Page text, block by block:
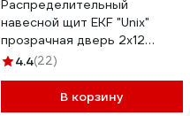
Распределительный
навесной щит EKF "Unix"
прозрачная дверь 2х12
модулей IP41 PROxima ux-
4.4(22)
В корзину